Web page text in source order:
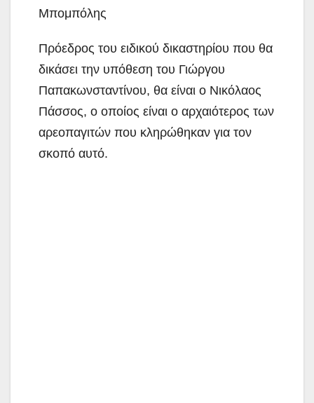
Μπομπόλης
Πρόεδρος του ειδικού δικαστηρίου που θα
δικάσει την υπόθεση του Γιώργου
Παπακωνσταντίνου, θα είναι ο Νικόλαος
Πάσσος, ο οποίος είναι ο αρχαιότερος των
αρεοπαγιτών που κληρώθηκαν για τον
σκοπό αυτό.